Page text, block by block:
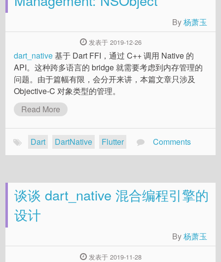
By杨萧玉
发表于 2019-12-26
dart_native基于 Dart FFI，通过 C++ 调用 Native 的
API。这种跨多语言的 bridge 就需要考虑到内存管理的
问题。由于篇幅有限，会分开来讲，本篇文章只涉及
Objective-C 对象类型的管理。
Read More
Dart DartNative Flutter Comments
谈谈 dart_native 混合编程引擎的
设计
By杨萧玉
发表于 2019-11-28